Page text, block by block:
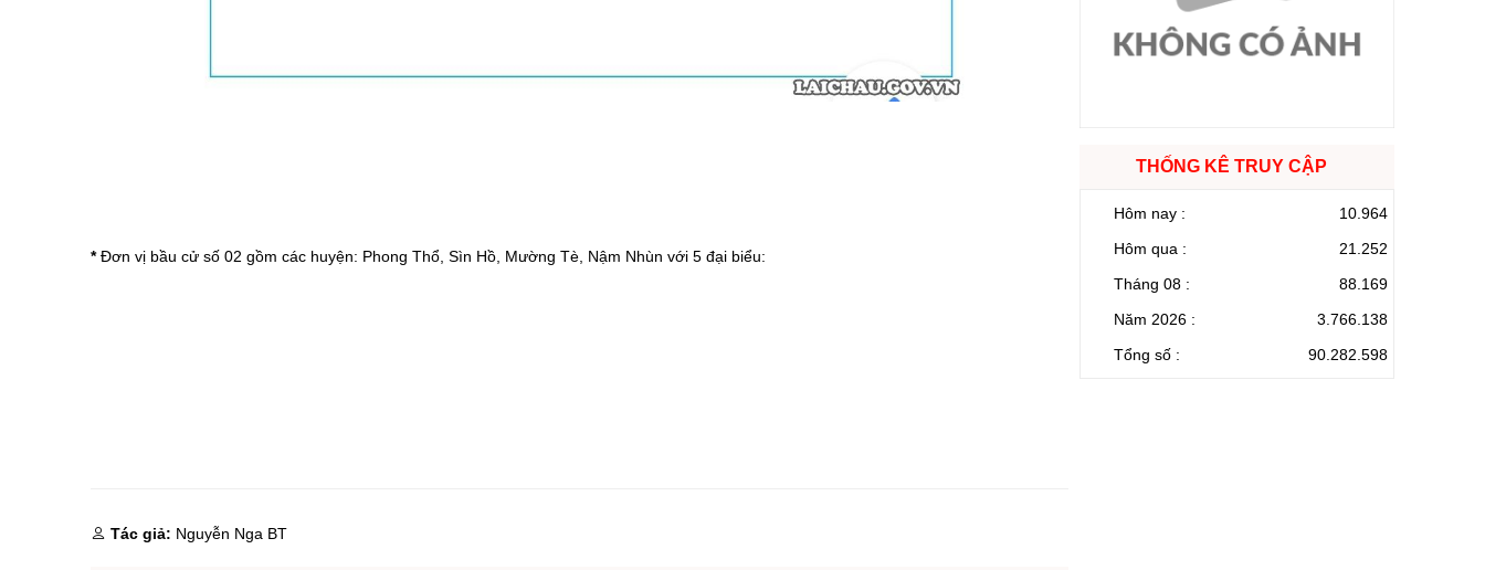
*Đơn vị bầu cử số 02 gồm các huyện: Phong Thổ, Sìn Hồ, Mường Tè, Nậm Nhùn với 5 đại biểu:
Tác giả: Nguyễn Nga BT
THỐNG KÊ TRUY CẬP
Hôm nay :
10.964
Hôm qua :
21.252
Tháng 08 :
88.169
Năm 2026 :
3.766.138
Tổng số :
90.282.598